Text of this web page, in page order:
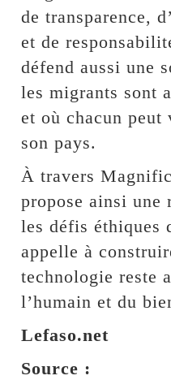
de transparence,
et de
défend aussi une
les migrants sont
et où chacun peut
son pays.
À travers
propose ainsi
les défis éthiques
appelle à
technologie reste
l’humain et du
Lefaso.net
Source :